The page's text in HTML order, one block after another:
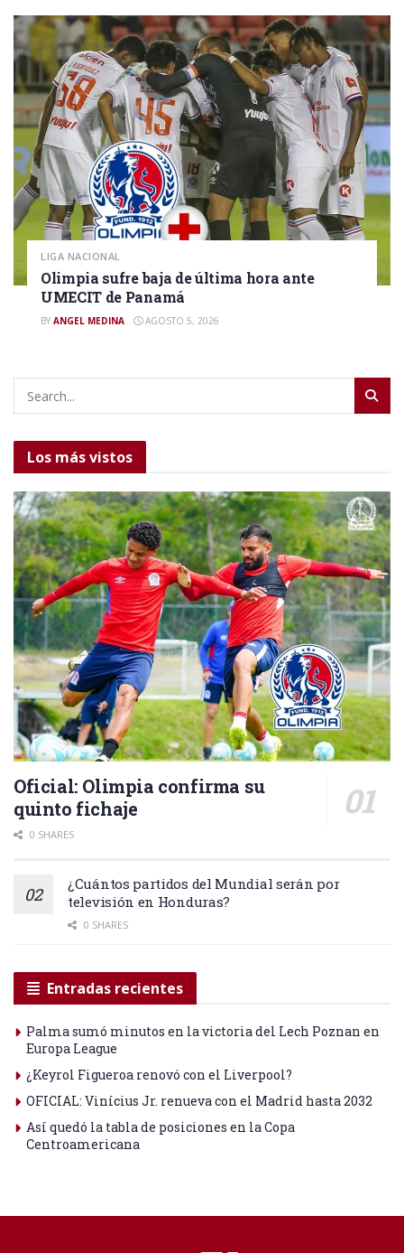
LIGA NACIONAL
Olimpia sufre baja de última hora ante
UMECIT de Panamá
BY ANGEL MEDINA AGOSTO 5, 2026
Los más vistos
Oficial: Olimpia confirma su
quinto fichaje
0 SHARES
¿Cuántos partidos del Mundial serán por
televisión en Honduras?
0 SHARES
Entradas recientes
Palma sumó minutos en la victoria del Lech Poznan en
Europa League
¿Keyrol Figueroa renovó con el Liverpool?
OFICIAL: Vinícius Jr. renueva con el Madrid hasta 2032
Así quedó la tabla de posiciones en la Copa
Centroamericana